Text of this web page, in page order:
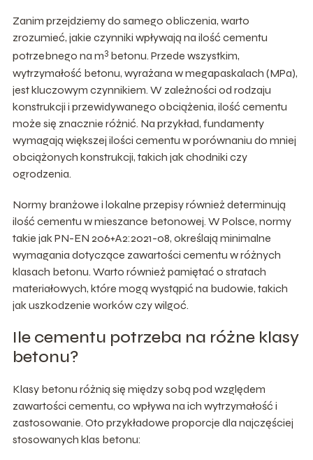
Zanim przejdziemy do samego obliczenia, warto
zrozumieć, jakie czynniki wpływają na ilość cementu
potrzebnego na m3betonu. Przede wszystkim,
wytrzymałość betonu, wyrażana w megapaskalach (MPa),
jest kluczowym czynnikiem. W zależności od rodzaju
konstrukcji i przewidywanego obciążenia, ilość cementu
może się znacznie różnić. Na przykład, fundamenty
wymagają większej ilości cementu w porównaniu do mniej
obciążonych konstrukcji, takich jak chodniki czy
ogrodzenia.
Normy branżowe i lokalne przepisy również determinują
ilość cementu w mieszance betonowej. W Polsce, normy
takie jak PN-EN 206+A2:2021-08, określają minimalne
wymagania dotyczące zawartości cementu w różnych
klasach betonu. Warto również pamiętać o stratach
materiałowych, które mogą wystąpić na budowie, takich
jak uszkodzenie worków czy wilgoć.
Ile cementu potrzeba na różne klasy
betonu?
Klasy betonu różnią się między sobą pod względem
zawartości cementu, co wpływa na ich wytrzymałość i
zastosowanie. Oto przykładowe proporcje dla najczęściej
stosowanych klas betonu: